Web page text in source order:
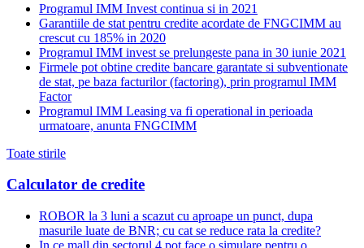
Programul IMM Invest continua si in 2021
Garantiile de stat pentru credite acordate de FNGCIMM au
crescut cu 185% in 2020
Programul IMM invest se prelungeste pana in 30 iunie 2021
Firmele pot obtine credite bancare garantate si subventionate
de stat, pe baza facturilor (factoring), prin programul IMM
Factor
Programul IMM Leasing va fi operational in perioada
urmatoare, anunta FNGCIMM
Toate stirile
Calculator de credite
ROBOR la 3 luni a scazut cu aproape un punct, dupa
masurile luate de BNR; cu cat se reduce rata la credite?
In ce mall din sectorul 4 pot face o simulare pentru o